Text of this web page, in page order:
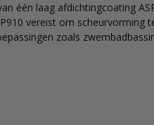
één laag afdichtingcoating
vereist om scheurvorming
zoals